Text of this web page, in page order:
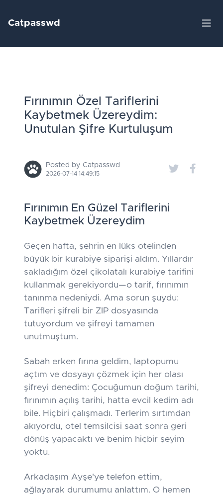
Catpasswd
Fırınımın Özel Tariflerini
Kaybetmek Üzereydim:
Unutulan Şifre Kurtuluşum
Posted by Catpasswd
2026-07-14 14:49:15
Fırınımın En Güzel Tariflerini
Kaybetmek Üzereydim
Geçen hafta, şehrin en lüks otelinden
büyük bir kurabiye siparişi aldım. Yıllardır
sakladığım özel çikolatalı kurabiye tarifini
kullanmak gerekiyordu—o tarif, fırınımın
tanınma nedeniydi. Ama sorun şuydu:
Tarifleri şifreli bir ZIP dosyasında
tutuyordum ve şifreyi tamamen
unutmuştum.
Sabah erken fırına geldim, laptopumu
açtım ve dosyayı çözmek için her olası
şifreyi denedim: Çocuğumun doğum tarihi,
fırınımın açılış tarihi, hatta evcil kedim adı
bile. Hiçbiri çalışmadı. Terlerim sırtımdan
akıyordu, otel temsilcisi saat sonra geri
dönüş yapacaktı ve benim hiçbir şeyim
yoktu.
Arkadaşım Ayşe'ye telefon ettim,
ağlayarak durumumu anlattım. O hemen